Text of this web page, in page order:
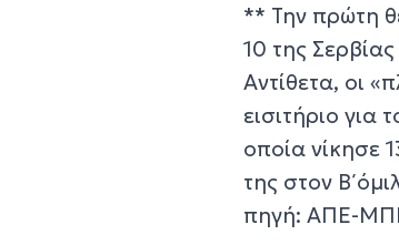
** Την πρώτη
10 της
Αντίθετα, οι
εισιτήριο για
οποία νίκησε
της στον Β΄
πηγή: ΑΠΕ-